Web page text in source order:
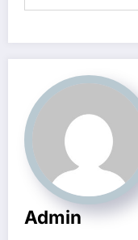
Admin